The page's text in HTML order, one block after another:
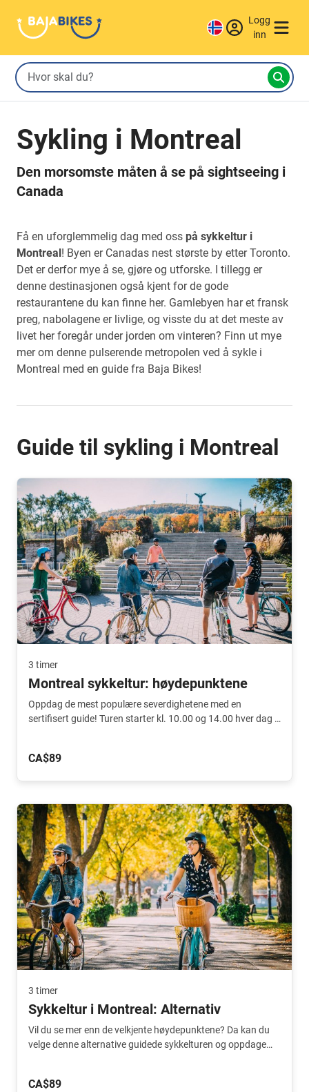
Logg
inn
Sykling i Montreal
Den morsomste måten å se på sightseeing i
Canada
Få en uforglemmelig dag med oss på sykkeltur i
Montreal! Byen er Canadas nest største by etter Toronto.
Det er derfor mye å se, gjøre og utforske. I tillegg er
denne destinasjonen også kjent for de gode
restaurantene du kan finne her. Gamlebyen har et fransk
preg, nabolagene er livlige, og visste du at det meste av
livet her foregår under jorden om vinteren? Finn ut mye
mer om denne pulserende metropolen ved å sykle i
Montreal med en guide fra Baja Bikes!
Guide til sykling i Montreal
3 timer
Montreal sykkeltur: høydepunktene
Oppdag de mest populære severdighetene med en
sertifisert guide! Turen starter kl. 10.00 og 14.00 hver dag i
CA$89
3 timer
Sykkeltur i Montreal: Alternativ
Vil du se mer enn de velkjente høydepunktene? Da kan du
velge denne alternative guidede sykkelturen og oppdage
CA$89